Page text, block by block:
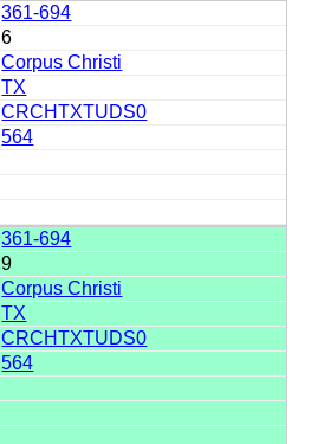
361-694
6
Corpus Christi
TX
CRCHTXTUDS0
564
361-694
9
Corpus Christi
TX
CRCHTXTUDS0
564